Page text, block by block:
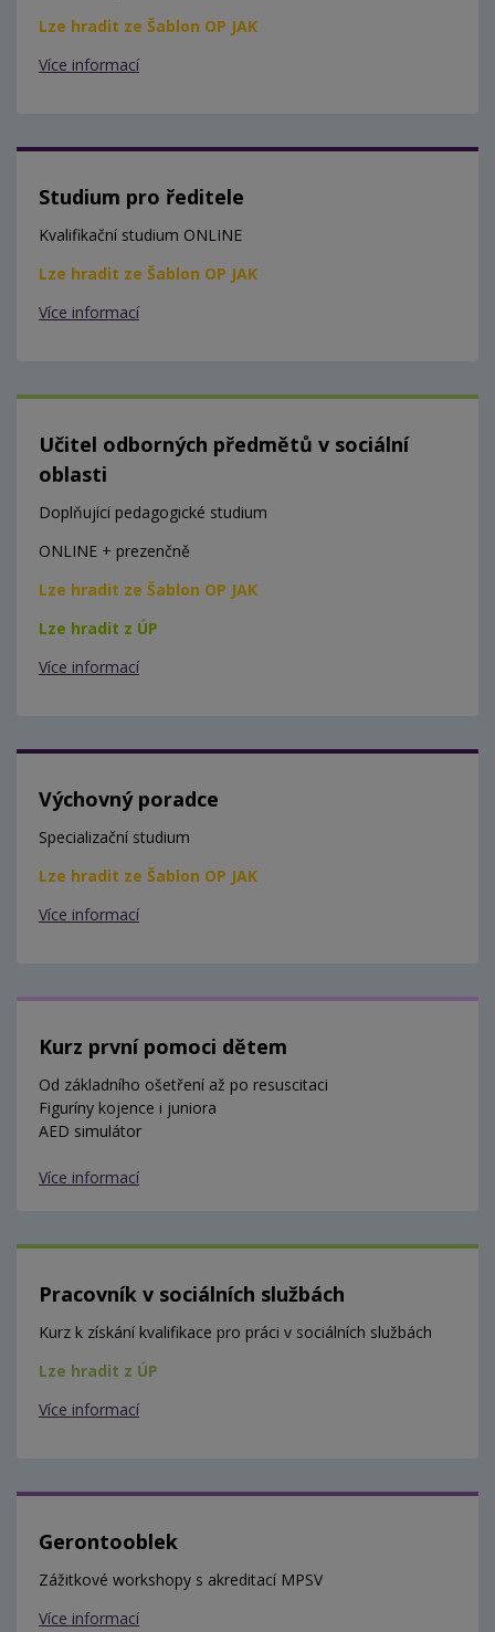
Lze hradit ze Šablon OP JAK
Více informací
Studium pro ředitele
Kvalifikační studium ONLINE
Lze hradit ze Šablon OP JAK
Více informací
Učitel odborných předmětů v sociální
oblasti
Doplňující pedagogické studium
ONLINE + prezenčně
Lze hradit ze Šablon OP JAK
Lze hradit z ÚP
Více informací
Výchovný poradce
Specializační studium
Lze hradit ze Šablon OP JAK
Více informací
Kurz první pomoci dětem
Od základního ošetření až po resuscitaci
Figuríny kojence i juniora
AED simulátor
Více informací
Pracovník v sociálních službách
Kurz k získání kvalifikace pro práci v sociálních službách
Lze hradit z ÚP
Více informací
Gerontooblek
Zážitkové workshopy s akreditací MPSV
Více informací